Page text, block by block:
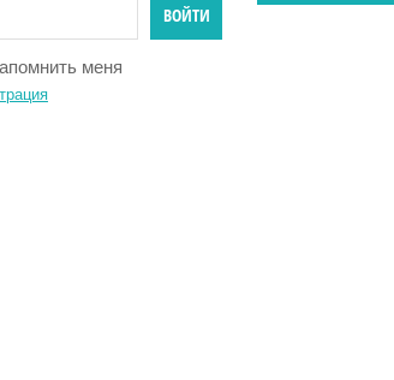
ВОЙТИ
меня